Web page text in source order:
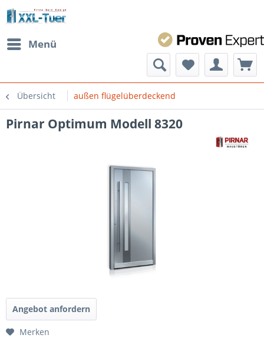
Menü
Übersicht außen flügelüberdeckend
Pirnar Optimum Modell 8320
Angebot anfordern
Merken